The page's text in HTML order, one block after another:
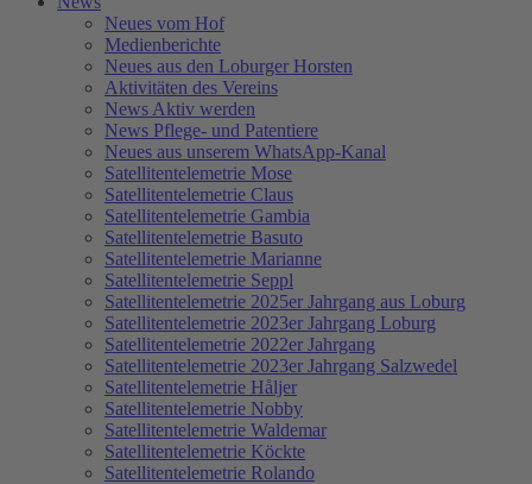
Neues vom Hof
Medienberichte
Neues aus den Loburger Horsten
Aktivitäten des Vereins
News Aktiv werden
News Pflege- und Patentiere
Neues aus unserem WhatsApp-Kanal
Satellitentelemetrie Mose
Satellitentelemetrie Claus
Satellitentelemetrie Gambia
Satellitentelemetrie Basuto
Satellitentelemetrie Marianne
Satellitentelemetrie Seppl
Satellitentelemetrie 2025er Jahrgang aus Loburg
Satellitentelemetrie 2023er Jahrgang Loburg
Satellitentelemetrie 2022er Jahrgang
Satellitentelemetrie 2023er Jahrgang Salzwedel
Satellitentelemetrie Håljer
Satellitentelemetrie Nobby
Satellitentelemetrie Waldemar
Satellitentelemetrie Köckte
Satellitentelemetrie Rolando